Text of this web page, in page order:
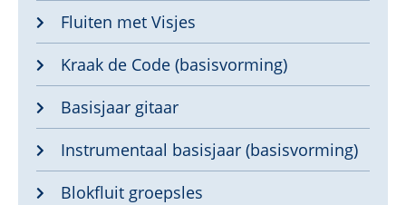
Fluiten met Visjes
Kraak de Code (basisvorming)
Basisjaar gitaar
Instrumentaal basisjaar (basisvorming)
Blokfluit groepsles